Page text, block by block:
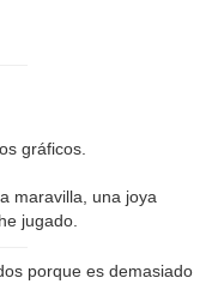
gráficos.
maravilla, una joya
jugado.
porque es demasiado